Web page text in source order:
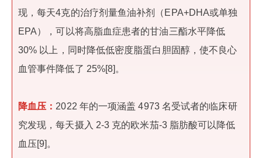
现，每天4克的治疗剂量鱼油补剂（EPA+DHA或单独
EPA），可以将高脂血症患者的甘油三酯水平降低
30% 以上，同时降低低密度脂蛋白胆固醇，使不良心
血管事件降低了 25%[8]。
降血压： 2022 年的一项涵盖 4973 名受试者的临床研
究发现，每天摄入 2-3 克的欧米茄-3 脂肪酸可以降低
血压[9]。